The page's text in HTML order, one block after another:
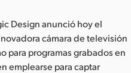
Design anunció hoy el
cámara de televisión
para programas grabados en
emplearse para captar